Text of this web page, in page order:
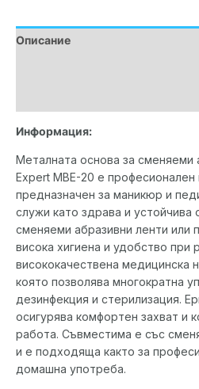
Описание
Информация:
Металната основа за сменяеми
Expert MBE-20 е професионален
предназначен за маникюр и
служи като здрава и устойчива
сменяеми абразивни ленти или
висока хигиена и удобство при
висококачествена медицинска
която позволява многократна
дезинфекция и стерилизация.
осигурява комфортен захват и
работа. Съвместима е със
и е подходяща както за
домашна употреба.